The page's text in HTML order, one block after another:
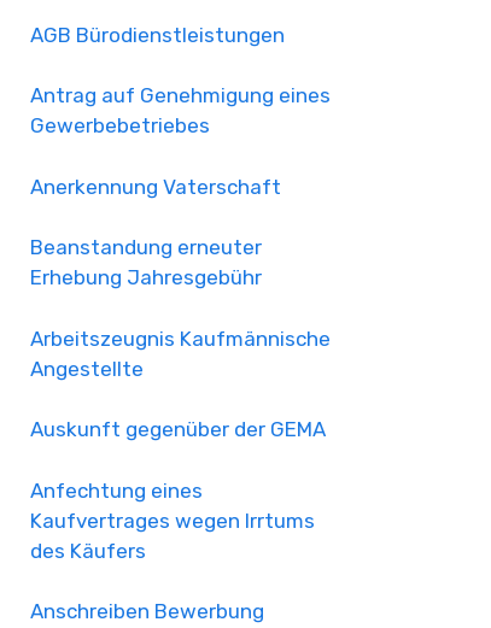
AGB Bürodienstleistungen
Antrag auf Genehmigung eines
Gewerbebetriebes
Anerkennung Vaterschaft
Beanstandung erneuter
Erhebung Jahresgebühr
Arbeitszeugnis Kaufmännische
Angestellte
Auskunft gegenüber der GEMA
Anfechtung eines
Kaufvertrages wegen Irrtums
des Käufers
Anschreiben Bewerbung